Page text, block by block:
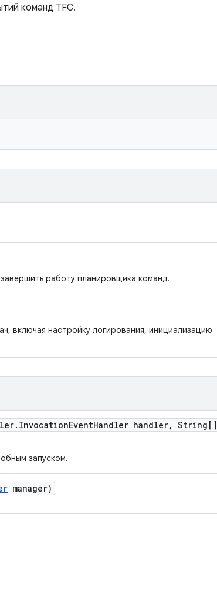
команд TFC.
работу планировщика команд.
включая настройку логирования, инициализацию
. InvocationEventHandler handler, String[]
запуском.
manager)